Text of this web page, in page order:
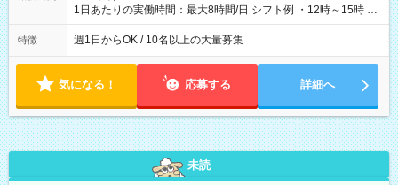
1日あたりの実働時間：最大8時間/日 シフト例 ・12時～15時 入
社後、就業可能シフトをご確認の上、申請してください。
特徴 週1日からOK / 10名以上の大量募集
気になる！ 応募する 詳細へ
未読